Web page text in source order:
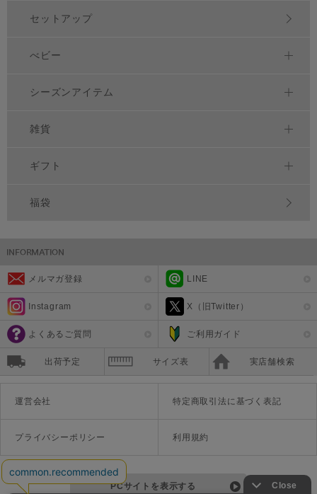
セットアップ
べビー
シーズンアイテム
雑貨
ギフト
福袋
メルマガ登録 LINE
Instagram X（旧Twitter）
よくあるご質問 ご利用ガイド
出荷予定 サイズ表 実店舗検索
運営会社 特定商取引法に基づく表記
プライバシーポリシー 利用規約
PCサイトを表示する